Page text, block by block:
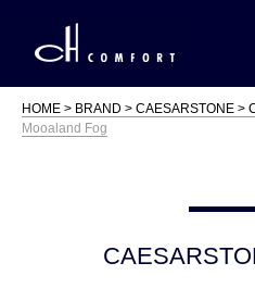
HOME BRAND CAESARSTONE
Mooaland Fog